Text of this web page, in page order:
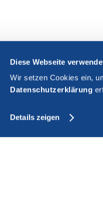
Diese Webseite
Wir setzen Cookies ein,
Datenschutzerklärung
Details zeigen